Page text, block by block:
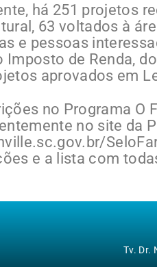
há 251 projetos
63 voltados à
e pessoas
Imposto de Renda,
aprovados em
no Programa O
no site da
e a lista com
Tv. Dr.